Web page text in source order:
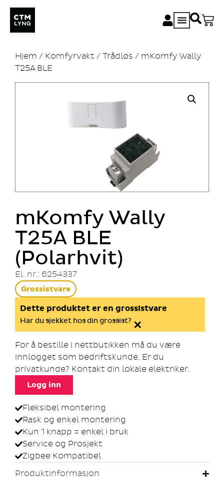
Hjem / Komfyrvakt / Trådløs / mKomfy Wally
T25A BLE
mKomfy Wally
T25A BLE
(Polarhvit)
El. nr.: 6254337
Grossistvare
Dette produktet er en grossistvare
Har du sjekket hos din grossist? ×
For å bestille i nettbutikken må du være
innlogget som bedriftskunde. Er du
privatkunde? Kontakt din lokale elektriker.
Logg inn
Fleksibel montering
Rask og enkel montering
Kun 1 knapp = enkel i bruk
Service og Prosjekt
Zigbee Kompatibel
Produktinformasjon